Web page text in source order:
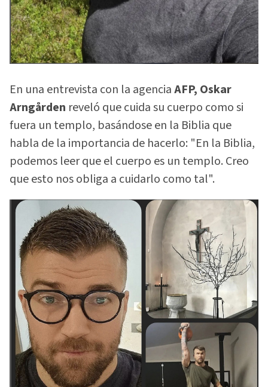
En una entrevista con la agenciaAFP, Oskar
Arngården reveló que cuida su cuerpo como si
fuera un templo, basándose en la Biblia que
habla de la importancia de hacerlo: "En la Biblia,
podemos leer que el cuerpo es un templo. Creo
que esto nos obliga a cuidarlo como tal".